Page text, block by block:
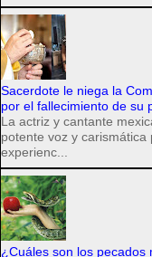
Sacerdote le niega la
por el fallecimiento de su
La actriz y cantante
potente voz y
experienc...
¿Cuáles son los pecados